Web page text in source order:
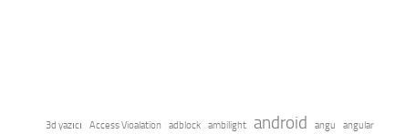
3d yazıcı Access Vioalation adblock ambilight android angu
angular